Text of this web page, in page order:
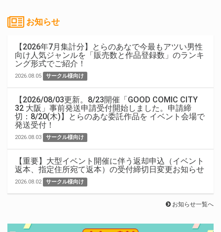
お知らせ
【2026年7月集計分】とらのあなで今最もアツい男性
向け人気ジャンルを「販売数と作品登録数」のランキ
ング形式でご紹介！
2026.08.05 サークル様向け
【2026/08/03更新。8/23開催「GOOD COMIC CITY
32 大阪」事前発送申請受付開始しました。申請締
切：8/20(木)】とらのあな委託作品を イベント会場で
発送受付！
2026.08.03 サークル様向け
【重要】大型イベント開催に伴う返却申込（イベント
返本、指定住所宛て返本）の受付締切日変更お知らせ
2026.08.02 サークル様向け
お知らせ一覧へ